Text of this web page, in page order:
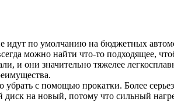
по умолчанию на бюджетных
можно найти что-то подходящее,
и они значительно тяжелее
с помощью прокатки. Более
на новый, потому что сильный